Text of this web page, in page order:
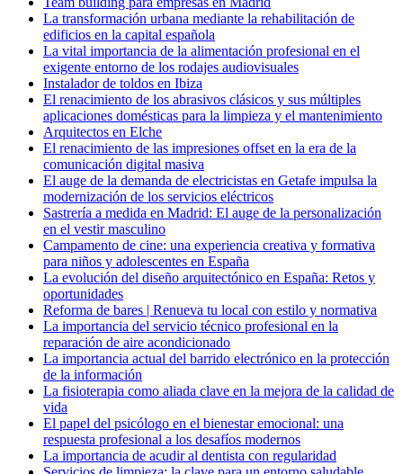
La transformación urbana mediante la rehabilitación de
edificios en la capital española
La vital importancia de la alimentación profesional en el
exigente entorno de los rodajes audiovisuales
Instalador de toldos en Ibiza
El renacimiento de los abrasivos clásicos y sus múltiples
aplicaciones domésticas para la limpieza y el mantenimiento
Arquitectos en Elche
El renacimiento de las impresiones offset en la era de la
comunicación digital masiva
El auge de la demanda de electricistas en Getafe impulsa la
modernización de los servicios eléctricos
Sastrería a medida en Madrid: El auge de la personalización
en el vestir masculino
Campamento de cine: una experiencia creativa y formativa
para niños y adolescentes en España
La evolución del diseño arquitectónico en España: Retos y
oportunidades
Reforma de bares | Renueva tu local con estilo y normativa
La importancia del servicio técnico profesional en la
reparación de aire acondicionado
La importancia actual del barrido electrónico en la protección
de la información
La fisioterapia como aliada clave en la mejora de la calidad de
vida
El papel del psicólogo en el bienestar emocional: una
respuesta profesional a los desafíos modernos
La importancia de acudir al dentista con regularidad